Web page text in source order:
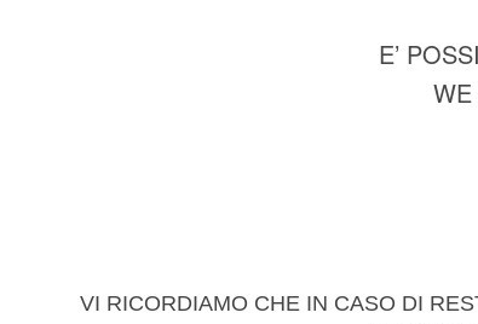
E’
VI RICORDIAMO CHE IN CASO DI